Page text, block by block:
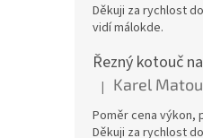
Děkuji za rychlost
vidí málokde.
Hodnocení
| Karel
Poměr cena výkon,
Děkuji za rychlost